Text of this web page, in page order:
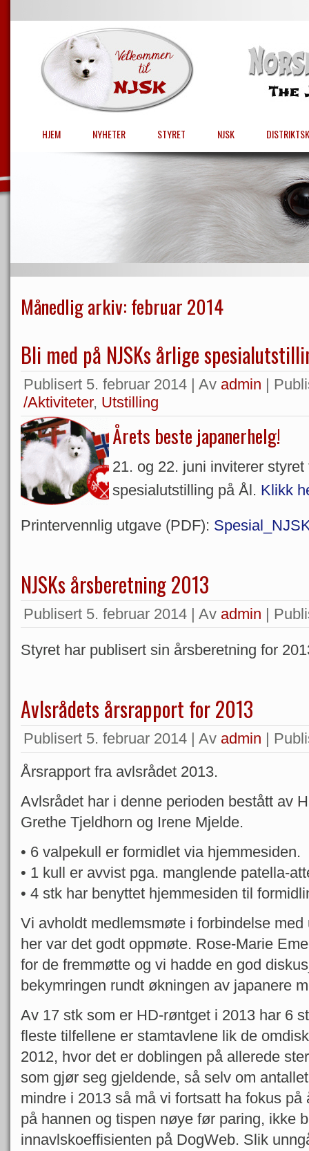
HJEM NYHETER STYRET NJSK
Månedlig arkiv:februar 2014
Bli med på NJSKs årlige
Publisert 5. februar 2014 | Av admin |
/Aktiviteter, Utstilling
Årets beste japanerhelg!
21. og 22. juni inviterer
spesialutstilling på Ål. Klikk
Printervennlig utgave (PDF):
NJSKs årsberetning 2013
Publisert 5. februar 2014 | Av admin |
Styret har publisert sin årsberetning for
Avlsrådets årsrapport for 2013
Publisert 5. februar 2014 | Av admin |
Årsrapport fra avlsrådet 2013.
Avlsrådet har i denne perioden bestått av
Grethe Tjeldhorn og Irene Mjelde.
• 6 valpekull er formidlet via hjemmesiden.
• 1 kull er avvist pga. manglende patella-
• 4 stk har benyttet hjemmesiden til
Vi avholdt medlemsmøte i forbindelse
her var det godt oppmøte. Rose-Marie
for de fremmøtte og vi hadde en god
bekymringen rundt økningen av japanere
Av 17 stk som er HD-røntget i 2013 har 6
fleste tilfellene er stamtavlene lik de
2012, hvor det er doblingen på allerede
som gjør seg gjeldende, så selv om
mindre i 2013 så må vi fortsatt ha fokus
på hannen og tispen nøye før paring, ikke
innavlskoeffisienten på DogWeb. Slik